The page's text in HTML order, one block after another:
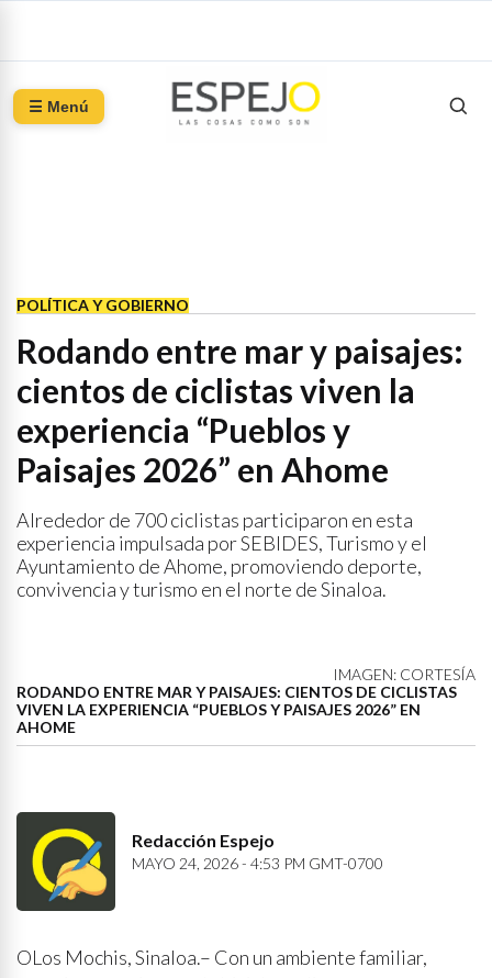
☰ Menú
POLÍTICA Y GOBIERNO
Rodando entre mar y paisajes:
cientos de ciclistas viven la
experiencia “Pueblos y
Paisajes 2026” en Ahome
Alrededor de 700 ciclistas participaron en esta
experiencia impulsada por SEBIDES, Turismo y el
Ayuntamiento de Ahome, promoviendo deporte,
convivencia y turismo en el norte de Sinaloa.
IMAGEN: CORTESÍA
RODANDO ENTRE MAR Y PAISAJES: CIENTOS DE CICLISTAS
VIVEN LA EXPERIENCIA “PUEBLOS Y PAISAJES 2026” EN
AHOME
Redacción Espejo
MAYO 24, 2026 - 4:53 PM GMT-0700
OLos Mochis, Sinaloa.– Con un ambiente familiar,